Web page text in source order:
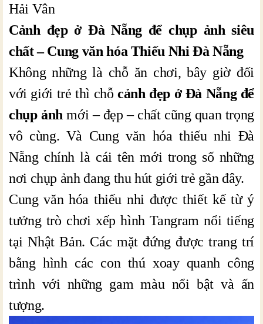
Hải Vân
Cảnh đẹp ở Đà Nẵng để chụp ảnh siêu
chất – Cung văn hóa Thiếu Nhi Đà Nẵng
Không những là chỗ ăn chơi, bây giờ đối
với giới trẻ thì chỗ cảnh đẹp ở Đà Nẵng để
chụp ảnhmới – đẹp – chất cũng quan trọng
vô cùng. Và Cung văn hóa thiếu nhi Đà
Nẵng chính là cái tên mới trong số những
nơi chụp ảnh đang thu hút giới trẻ gần đây.
Cung văn hóa thiếu nhi được thiết kế từ ý
tưởng trò chơi xếp hình Tangram nổi tiếng
tại Nhật Bản. Các mặt đứng được trang trí
bằng hình các con thú xoay quanh công
trình với những gam màu nổi bật và ấn
tượng.